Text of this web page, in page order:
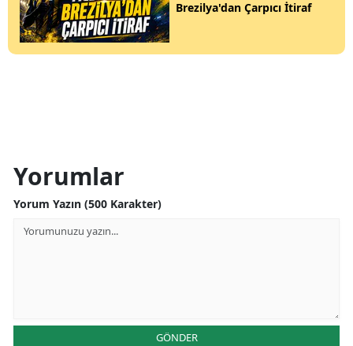
Brezilya'dan Çarpıcı İtiraf
Yorumlar
Yorum Yazın (500 Karakter)
GÖNDER